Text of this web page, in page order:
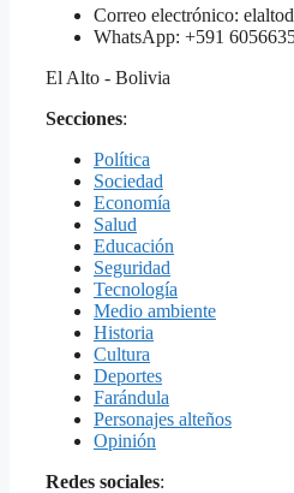
Correo electrónico:
WhatsApp: +591
El Alto - Bolivia
Secciones:
Política
Sociedad
Economía
Salud
Educación
Seguridad
Tecnología
Medio ambiente
Historia
Cultura
Deportes
Farándula
Personajes alteños
Opinión
Redes sociales: